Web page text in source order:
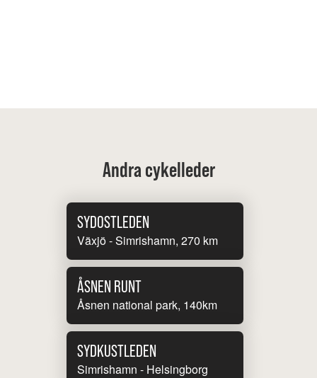
Andra cykelleder
SYDOSTLEDEN
Växjö - Simrishamn, 270 km
ÅSNEN RUNT
Åsnen national park, 140km
SYDKUSTLEDEN
Simrishamn - Helsingborg